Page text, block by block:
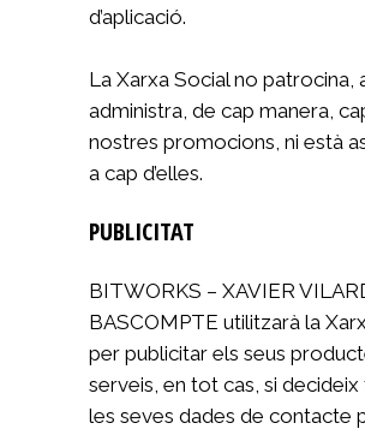
d’aplicació.
La Xarxa Social no patrocina,
administra, de cap manera,
nostres promocions, ni està
a cap d’elles.
PUBLICITAT
BITWORKS – XAVIER
BASCOMPTE utilitzarà la
per publicitar els seus
serveis, en tot cas, si
les seves dades de contacte